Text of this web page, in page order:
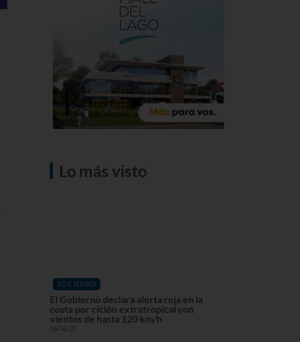
Lo más visto
SOCIEDAD
El Gobierno declara alerta roja en la
costa por ciclón extratropical con
vientos de hasta 120 km/h
06/08/26